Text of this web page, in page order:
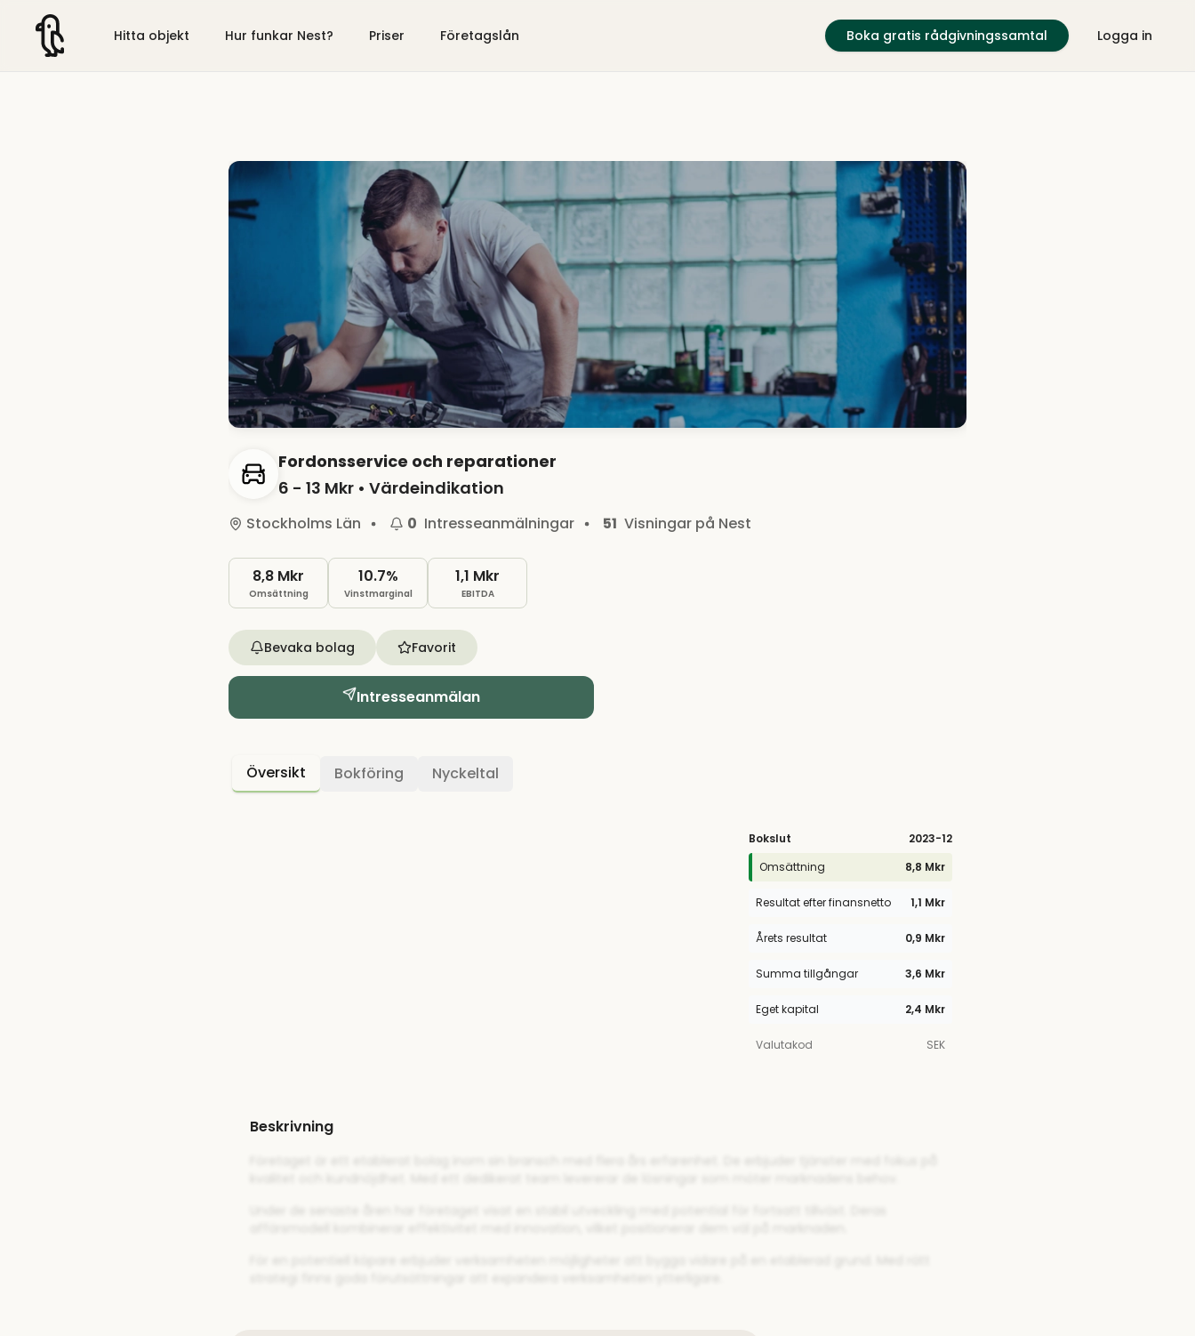
Hitta objekt Hur funkar Nest? Priser Företagslån Boka gratis rådgivningssamtal Logga in
Fordonsservice och reparationer
6 - 13 Mkr • Värdeindikation
Stockholms Län 0 Intresseanmälningar 51 Visningar på Nest
8,8 Mkr
Omsättning
10.7%
Vinstmarginal
1,1 Mkr
EBITDA
Bevaka bolag Favorit
Intresseanmälan
Översikt Bokföring Nyckeltal
Bokslut 2023-12
Omsättning
8,8 Mkr
Resultat efter finansnetto 1,1 Mkr
Årets resultat 0,9 Mkr
Summa tillgångar 3,6 Mkr
Eget kapital 2,4 Mkr
Valutakod SEK
Beskrivning